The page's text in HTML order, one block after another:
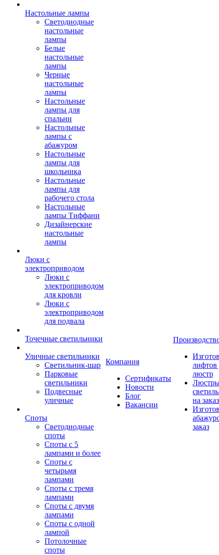
Настольные лампы
Светодиодные
настольные
лампы
Белые
настольные
лампы
Черные
настольные
лампы
Настольные
лампы для
спальни
Настольные
лампы с
абажуром
Настольные
лампы для
школьника
Настольные
лампы для
рабочего стола
Настольные
лампы Тиффани
Дизайнерские
настольные
лампы
Люки с
электроприводом
Люки с
электроприводом
для кровли
Люки с
электроприводом
для подвала
Точечные светильники
Уличные светильники
Светильник-шар
Парковые
светильники
Подвесные
уличные
Споты
Светодиодные
споты
Споты с 5
лампами и более
Споты с
четырьмя
лампами
Споты с тремя
лампами
Споты с двумя
лампами
Споты с одной
лампой
Потолочные
споты
Компания
Сертификаты
Новости
Блог
Вакансии
лифтов
люстр
на заказ
заказ